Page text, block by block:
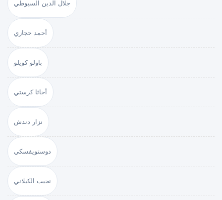
جلال الدين السيوطي
أحمد حجازي
باولو كويلو
أجاثا كرستي
نزار دندش
دوستويفسكي
نجيب الكيلاني